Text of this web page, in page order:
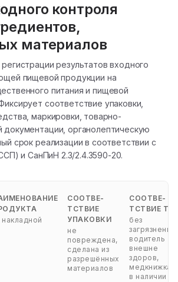
контроля
материалов
результатов входного
пищевой продукции на
питания и пищевой
соответствие упаковки,
маркировки, товарно-
документации, органолептическую
срок реализации в соответствии с
и СанПиН 2.3/2.4.3590-20.
СООТВЕ-
ТСТВИЕ
УПАКОВКИ
не
повреждена,
сделана из
разрешённых
материалов
СООТВЕ-
ТСТВИЕ ТС
без
загрязнений,
водитель
внешне
здоров,
медкнижка
в наличии